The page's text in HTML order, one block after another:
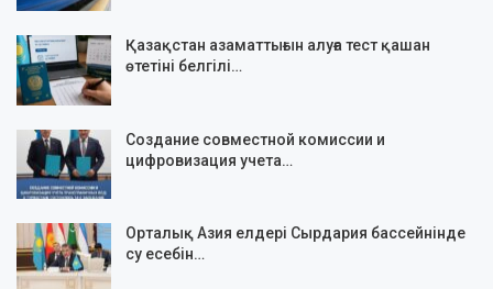
Қазақстан азаматтығын алуға тест қашан
өтетіні белгілі…
Создание совместной комиссии и
цифровизация учета…
Орталық Азия елдері Сырдария бассейнінде
су есебін…